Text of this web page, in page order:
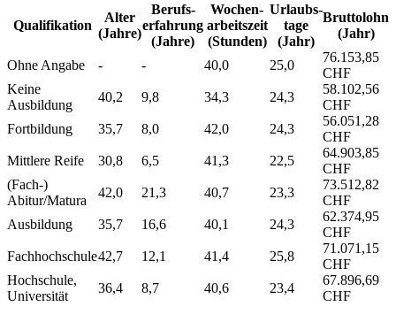
Qualifikation
Alter
(Jahre)
Berufs­
erfahrung
(Jahre)
Wochen­
arbeitszeit
(Stunden)
Urlaubs­
tage
(Jahr)
Bruttolohn
(Jahr)
Ohne Angabe - - 40,0 25,0
76.153,85
CHF
Keine
Ausbildung
40,2 9,8 34,3 24,3
58.102,56
CHF
Fortbildung
35,7 8,0 42,0 24,3
56.051,28
CHF
Mittlere Reife
30,8 6,5 41,3 22,5
64.903,85
CHF
(Fach-)
Abitur/Matura
42,0 21,3 40,7 23,3
73.512,82
CHF
Ausbildung
35,7 16,6 40,1 24,3
62.374,95
CHF
Fachhochschule42,7 12,1 41,4 25,8
71.071,15
CHF
Hochschule,
Universität
36,4 8,7 40,6 23,4
67.896,69
CHF